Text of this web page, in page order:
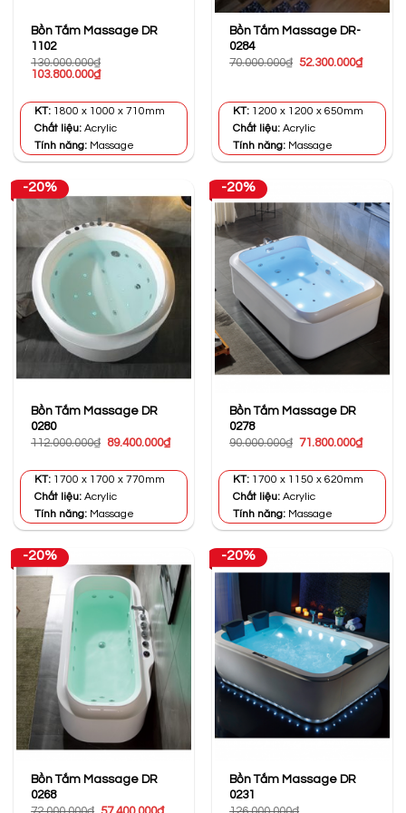
Bồn Tắm Massage DR
1102
130.000.000₫
Giá
130.000.000₫.
103.800.000₫Giá
là:
KT: 1800 x 1000 x 710mm
Chất liệu: Acrylic
Tính năng: Massage
Bồn Tắm Massage DR-
0284
70.000.000₫ Giá
52.300.000₫Giá
KT: 1200 x 1200 x 650mm
Chất liệu: Acrylic
Tính năng: Massage
-20%
Bồn Tắm Massage DR
0280
112.000.000₫ Giá
112.000.000₫.
89.400.000₫Giá
là:
89.400.000₫.
KT: 1700 x 1700 x 770mm
Chất liệu: Acrylic
Tính năng: Massage
-20%
Bồn Tắm Massage DR
0278
90.000.000₫ Giá
90.000.000₫.
71.800.000₫Giá
là:
KT: 1700 x 1150 x 620mm
Chất liệu: Acrylic
Tính năng: Massage
-20%
Bồn Tắm Massage DR
0268
-20%
Bồn Tắm Massage DR
0231